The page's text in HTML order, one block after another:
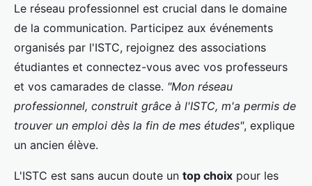
Le réseau professionnel est crucial dans le domaine
de la communication. Participez aux événements
organisés par l'ISTC, rejoignez des associations
étudiantes et connectez-vous avec vos professeurs
et vos camarades de classe. "Mon réseau
professionnel, construit grâce à l'ISTC, m'a permis de
trouver un emploi dès la fin de mes études", explique
un ancien élève.
L'ISTC est sans aucun doute un top choix pour les